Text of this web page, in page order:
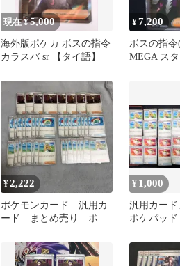
現在 ¥5,000
海外版ポケカ ボスの指令
カラスバ sr 【タイ語】
¥7,200
ボスの指
MEGA ス
¥2,222
ポケモンカード 汎用カ
ード まとめ売り ポケ
ボスの指令
¥ 1,000
汎用カー
ポケパッ
リエ+オマ